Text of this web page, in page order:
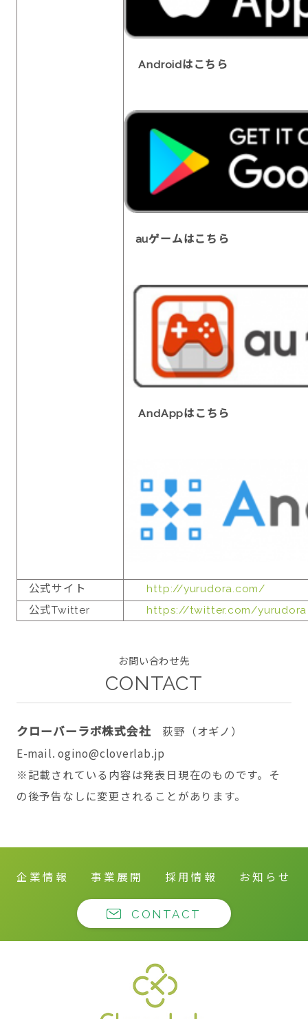
Androidはこちら
auゲームはこちら
AndAppはこちら
公式サイト
http://yurudora.com/
公式Twitter
https://twitter.com/yurudora
お問い合わせ先
CONTACT
クローバーラボ株式会社 荻野（オギノ）
E-mail. ogino@cloverlab.jp
※記載されている内容は発表日現在のものです。そ
の後予告なしに変更されることがあります。
企業情報 事業展開 採用情報 お知らせ
CONTACT